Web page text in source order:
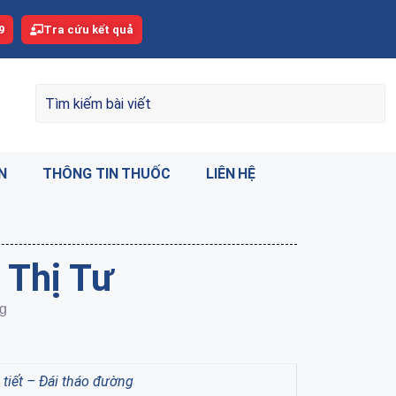
Tra cứu kết quả
THÔNG TIN THUỐC LIÊN HỆ
Tư
tiết – Đái tháo đường